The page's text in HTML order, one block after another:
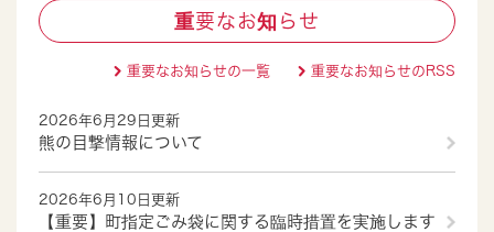
重要なお知らせ
2026年6月29日更新
熊の目撃情報について
2026年6月10日更新
【重要】町指定ごみ袋に関する臨時措置を実施します
重要なお知らせの一覧 重要なお知らせのRSS